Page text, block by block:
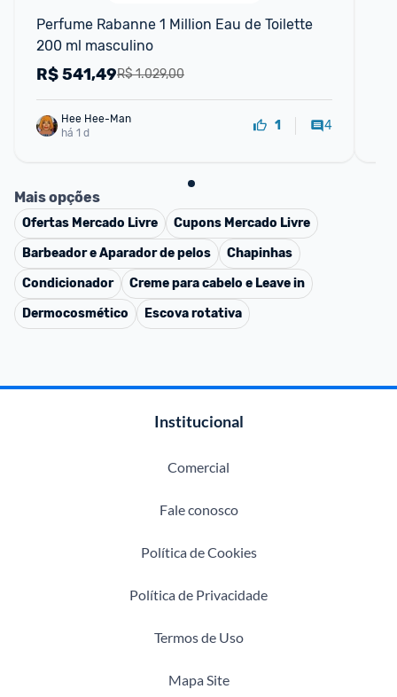
Perfume Rabanne 1 Million Eau de Toilette
200 ml masculino
R$ 1.029,00
R$541,49
Hee Hee-Man
há 1 d
1 4
Mais opções
Ofertas Mercado Livre Cupons Mercado Livre
Barbeador e Aparador de pelos
Chapinhas
Condicionador
Creme para cabelo e Leave in
Dermocosmético
Escova rotativa
Institucional
Comercial
Fale conosco
Política de Cookies
Política de Privacidade
Termos de Uso
Mapa Site